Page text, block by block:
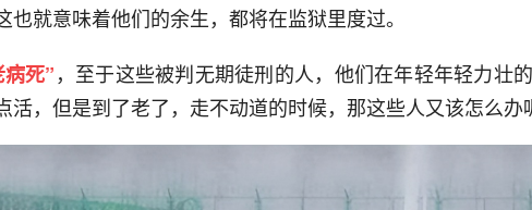
也就意味着他们的余生，都将在监狱里度过。
死”，至于这些被判无期徒刑的人，他们在年轻年轻力壮
活，但是到了老了，走不动道的时候，那这些人又该怎么办